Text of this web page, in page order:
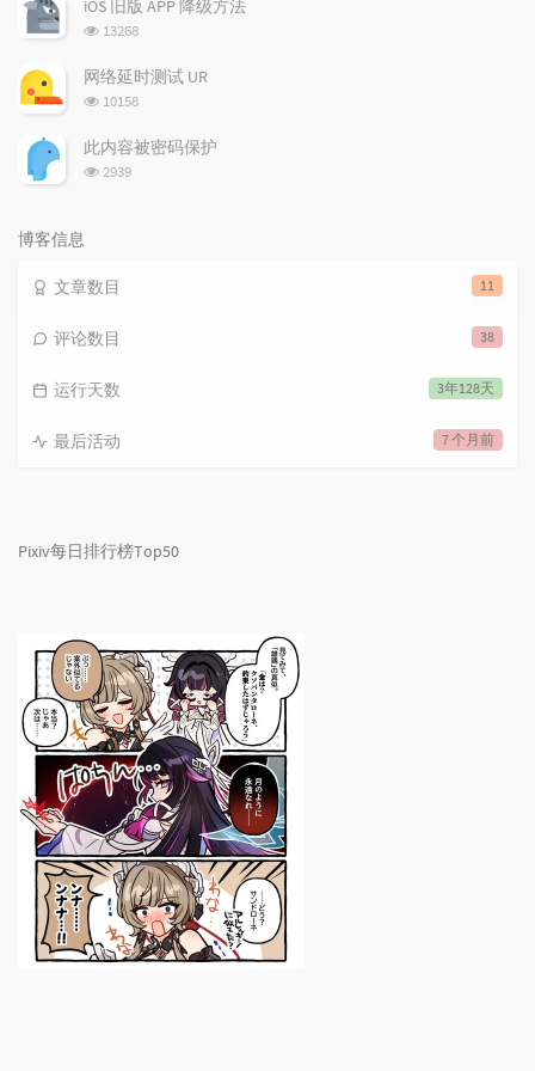
数:
iOS 旧版 APP 降级方法
浏
次
数:
13268
网络延时测试 UR
浏
次
数:
10158
此内容被密码保护
浏
2939
博客信息
11
文章数目
38
评论数目
3年128天
运行天数
7 个月前
最后活动
Pixiv每日排行榜Top50